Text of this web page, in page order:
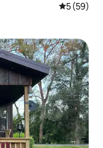
평점 5점(5
5 (59)